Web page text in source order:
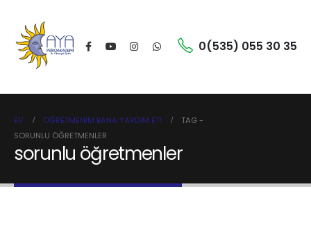
0(535) 055 30 35
EV ÖĞRETMENIM BANA YARDIM ET!
TAG -
SORUNLU ÖĞRETMENLER
sorunlu öğretmenler